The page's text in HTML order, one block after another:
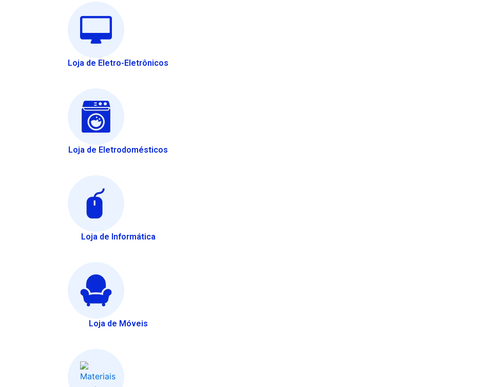
Loja de Eletro-Eletrônicos
Loja de Eletrodomésticos
Loja de Informática
Loja de Móveis